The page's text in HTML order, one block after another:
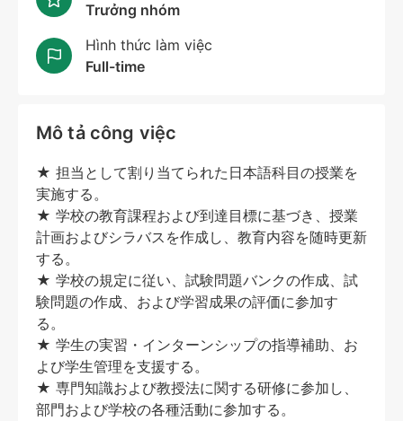
Trưởng nhóm
Hình thức làm việc
Full-time
Mô tả công việc
★ 担当として割り当てられた日本語科目の授業を
実施する。
★ 学校の教育課程および到達目標に基づき、授業
計画およびシラバスを作成し、教育内容を随時更新
する。
★ 学校の規定に従い、試験問題バンクの作成、試
験問題の作成、および学習成果の評価に参加す
る。
★ 学生の実習・インターンシップの指導補助、お
よび学生管理を支援する。
★ 専門知識および教授法に関する研修に参加し、
部門および学校の各種活動に参加する。